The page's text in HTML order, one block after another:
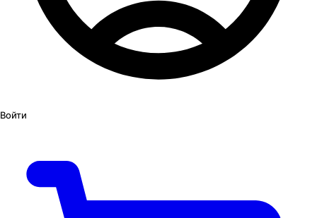
Войти